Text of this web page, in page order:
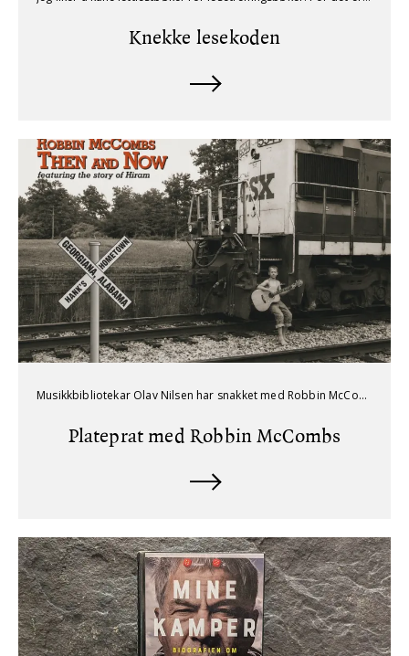
Knekke lesekoden
Musikkbibliotekar Olav Nilsen har snakket med Robbin McCombs, mannen bak Then and Now, en av countrymusikkens skjulte perler.
Plateprat med Robbin McCombs